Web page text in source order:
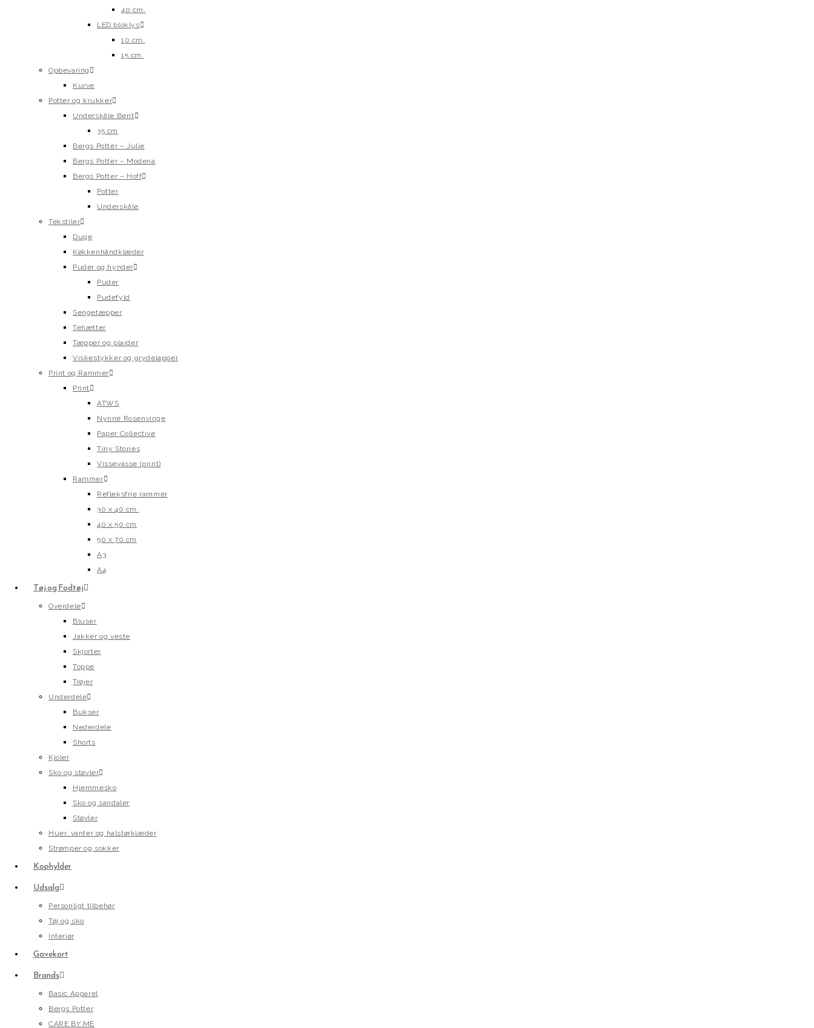
40 cm.
LED bloklys
10 cm.
15 cm.
Opbevaring
Kurve
Potter og krukker
Underskåle Berit
35 cm
Bergs Potter – Julie
Bergs Potter – Modena
Bergs Potter – Hoff
Potter
Underskåle
Tekstiler
Duge
Køkkenhåndklæder
Puder og hynder
Puder
Pudefyld
Sengetæpper
Tehætter
Tæpper og plaider
Viskestykker og grydelapper
Print og Rammer
Print
ATWS
Nynne Rosenvinge
Paper Collective
Tiny Stories
Vissevasse (print)
Rammer
Refleksfrie rammer
30 x 40 cm.
40 x 50 cm
50 x 70 cm
A3
A4
Tøj og Fodtøj
Overdele
Bluser
Jakker og veste
Skjorter
Toppe
Trøjer
Underdele
Bukser
Nederdele
Shorts
Kjoler
Sko og støvler
Hjemmesko
Sko og sandaler
Støvler
Huer, vanter og halstørklæder
Strømper og sokker
Kophylder
Udsalg
Personligt tilbehør
Tøj og sko
Interiør
Gavekort
Brands
Basic Apparel
Bergs Potter
CARE BY ME